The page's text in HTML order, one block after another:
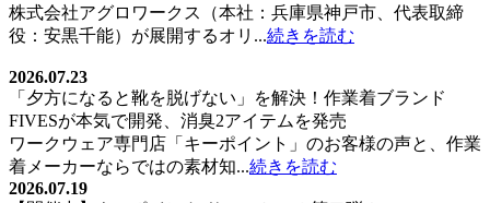
株式会社アグロワークス（本社：兵庫県神戸市、代表取締
役：安黒千能）が展開するオリ...続きを読む
2026.07.23
「夕方になると靴を脱げない」を解決！作業着ブランド
FIVESが本気で開発、消臭2アイテムを発売
ワークウェア専門店「キーポイント」のお客様の声と、作業
着メーカーならではの素材知...続きを読む
2026.07.19